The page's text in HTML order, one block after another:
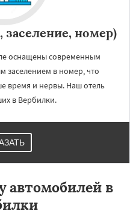
заселение, номер)
оснащены современным
заселением в номер, что
время и нервы. Наш отель
в Вербилки.
автомобилей в